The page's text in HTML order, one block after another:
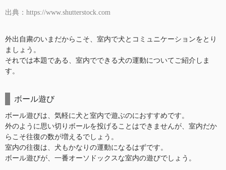
出典：https://www.shutterstock.com
外出自粛のいまだからこそ、室内で犬とコミュニケーションをとり
ましょう。
それでは本題である、室内でできる犬の運動についてご紹介しま
す。
ボール遊び
ボール遊びは、気軽に犬と室内で遊ぶのにおすすめです。
外のように思い切りボールを投げることはできませんが、室内だか
らこそ往復の数が増えるでしょう。
室内の往復は、犬もかなりの運動になるはずです。
ボール遊びが、一番オーソドックスな室内の遊びでしょう。